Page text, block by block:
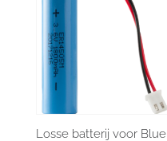
Losse batterij voor Blue